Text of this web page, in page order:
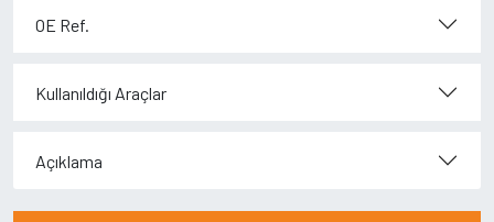
OE Ref.
Kullanıldığı Araçlar
Açıklama